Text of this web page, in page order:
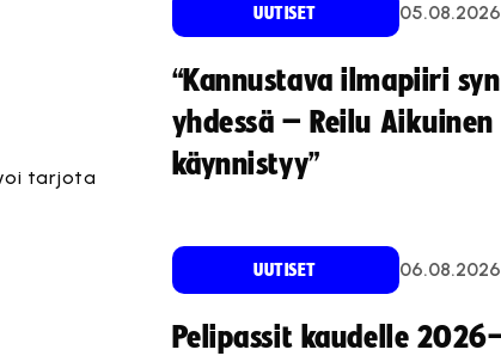
tarjota
UUTISET 05.08.2026
“Kannustava ilmapiiri
yhdessä – Reilu
käynnistyy”
UUTISET 06.08.2026
Pelipassit kaudelle